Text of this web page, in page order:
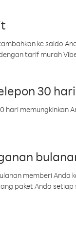
ke saldo
tarif murah
30 hari
hari memungkinkan
memberi Anda
paket Anda